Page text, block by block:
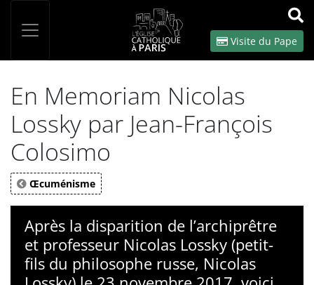
OK
Visite du Pape
En Memoriam Nicolas
Lossky par Jean-François
Colosimo
Œcuménisme
Après la disparition de l’archiprêtre
et professeur Nicolas Lossky (petit-
fils du philosophe russe, Nicolas
Panneau de gestion des cookies